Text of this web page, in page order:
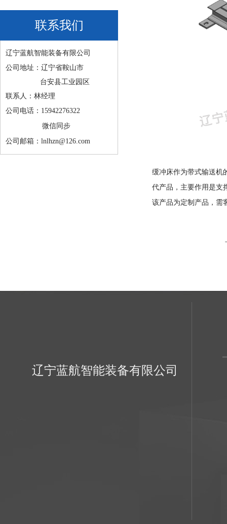
联系我们
辽宁蓝航智能装备有限公司
公司地址：辽宁省鞍山市
台安县工业园区
联系人：林经理
公司电话：15942276322
微信同步
公司邮箱：lnlhzn@126.com
缓冲床作为带式输送机
代产品，主要作用是支
该产品为定制产品，需
辽宁蓝航智能装备有限公司